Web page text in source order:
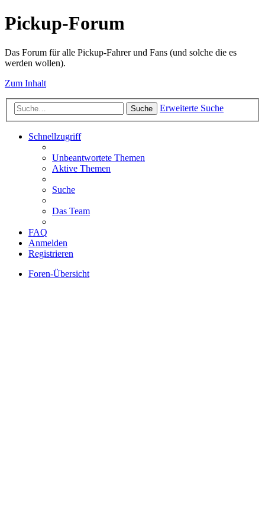
Pickup-Forum
Das Forum für alle Pickup-Fahrer und Fans (und solche die es
werden wollen).
Zum Inhalt
Suche Erweiterte Suche
Schnellzugriff
Unbeantwortete Themen
Aktive Themen
Suche
Das Team
FAQ
Anmelden
Registrieren
Foren-Übersicht